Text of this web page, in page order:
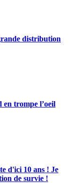
distribution
en trompe l’oeil
d'ici 10 ans ! Je
de survie !